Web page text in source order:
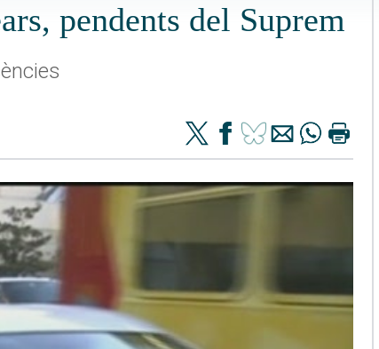
pendents del Suprem